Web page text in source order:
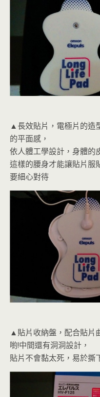
▲長效貼片，電極片的造
的平面感，
依人體工學設計，身體的
這樣的腰身才能讓貼片服
要細心對待
▲貼片收納盤，配合貼片
喲!中間還有洞洞設計，
貼片不會黏太死，易於撕